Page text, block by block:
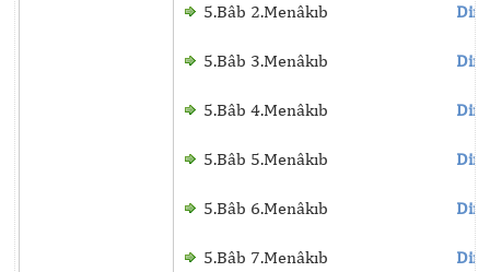
5.Bâb 2.Menâkıb
5.Bâb 3.Menâkıb
5.Bâb 4.Menâkıb
5.Bâb 5.Menâkıb
5.Bâb 6.Menâkıb
5.Bâb 7.Menâkıb